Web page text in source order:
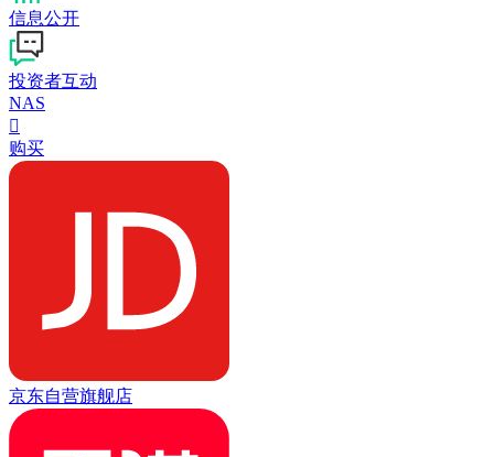
信息公开
投资者互动
NAS

购买
京东自营旗舰店